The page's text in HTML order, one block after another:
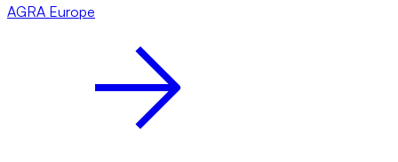
AGRA Europe